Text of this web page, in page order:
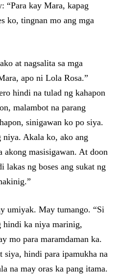
“Para kay Mara, kapag
ko, tingnan mo ang mga
at nagsalita sa mga
apo ni Lola Rosa.”
hindi na tulad ng kahapon
malambot na parang
sinigawan ko po siya.
Akala ko, ako ang
akong masisigawan. At doon
ng boses ang sukat ng
umiyak. May tumango. “Si
hindi ka niya marinig,
mo para maramdaman ka.
siya, hindi para ipamukha na
na may oras ka pang itama.